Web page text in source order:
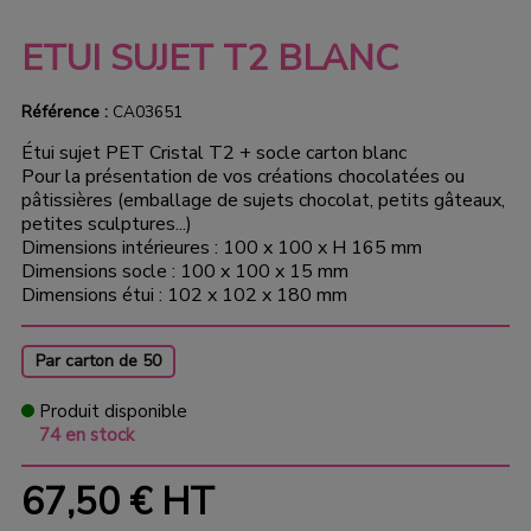
ETUI SUJET T2 BLANC
Référence :CA03651
Étui sujet PET Cristal T2 + socle carton blanc
Pour la présentation de vos créations chocolatées ou
pâtissières (emballage de sujets chocolat, petits gâteaux,
petites sculptures...)
Dimensions intérieures : 100 x 100 x H 165 mm
Dimensions socle : 100 x 100 x 15 mm
Dimensions étui : 102 x 102 x 180 mm
Par carton de 50
Produit disponible
74 en stock
67,50 € HT